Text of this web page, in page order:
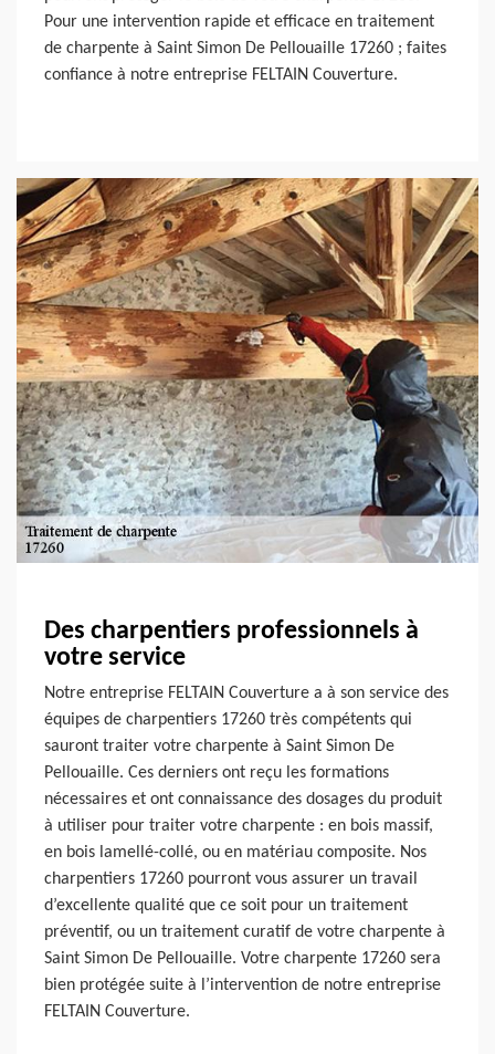
Pour une intervention rapide et efficace en traitement
de charpente à Saint Simon De Pellouaille 17260 ; faites
confiance à notre entreprise FELTAIN Couverture.
Des charpentiers professionnels à
votre service
Notre entreprise FELTAIN Couverture a à son service des
équipes de charpentiers 17260 très compétents qui
sauront traiter votre charpente à Saint Simon De
Pellouaille. Ces derniers ont reçu les formations
nécessaires et ont connaissance des dosages du produit
à utiliser pour traiter votre charpente : en bois massif,
en bois lamellé-collé, ou en matériau composite. Nos
charpentiers 17260 pourront vous assurer un travail
d’excellente qualité que ce soit pour un traitement
préventif, ou un traitement curatif de votre charpente à
Saint Simon De Pellouaille. Votre charpente 17260 sera
bien protégée suite à l’intervention de notre entreprise
FELTAIN Couverture.